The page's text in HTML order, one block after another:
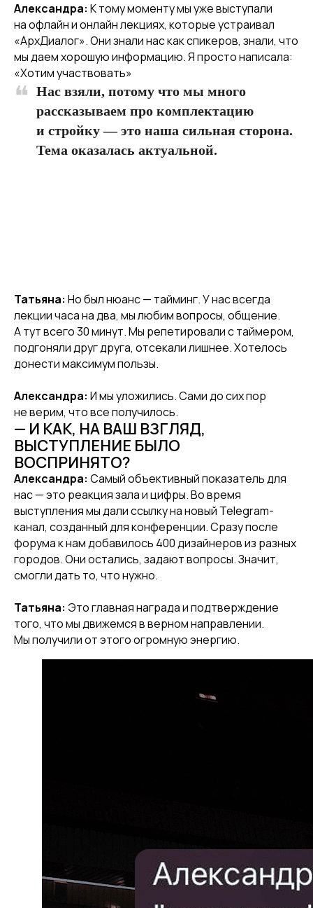
Александра: К тому моменту мы уже выступали
на офлайн и онлайн лекциях, которые устраивал
«АрхДиалог». Они знали нас как спикеров, знали, что
мы даем хорошую информацию. Я просто написала:
«Хотим участвовать»
Нас взяли, потому что мы много
рассказываем про комплектацию
и стройку — это наша сильная сторона.
Тема оказалась актуальной.
Татьяна: Но был нюанс — тайминг. У нас всегда
лекции часа на два, мы любим вопросы, общение.
А тут всего 30 минут. Мы репетировали с таймером,
подгоняли друг друга, отсекали лишнее. Хотелось
донести максимум пользы.
Александра: И мы уложились. Сами до сих пор
не верим, что все получилось.
— И КАК, НА ВАШ ВЗГЛЯД,
ВЫСТУПЛЕНИЕ БЫЛО
ВОСПРИНЯТО?
Александра: Самый объективный показатель для
нас — это реакция зала и цифры. Во время
выступления мы дали ссылку на новый Telegram-
канал, созданный для конференции. Сразу после
форума к нам добавилось 400 дизайнеров из разных
городов. Они остались, задают вопросы. Значит,
смогли дать то, что нужно.
Татьяна: Это главная награда и подтверждение
того, что мы движемся в верном направлении.
Мы получили от этого огромную энергию.